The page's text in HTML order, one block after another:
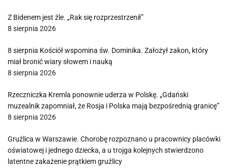
Z Bidenem jest źle. „Rak się rozprzestrzenił”
8 sierpnia 2026
8 sierpnia Kościół wspomina św. Dominika. Założył zakon, który
miał bronić wiary słowem i nauką
8 sierpnia 2026
Rzeczniczka Kremla ponownie uderza w Polskę. „Gdański
muzealnik zapomniał, że Rosja i Polska mają bezpośrednią granicę”
8 sierpnia 2026
Gruźlica w Warszawie. Chorobę rozpoznano u pracownicy placówki
oświatowej i jednego dziecka, a u trojga kolejnych stwierdzono
latentne zakażenie prątkiem gruźlicy